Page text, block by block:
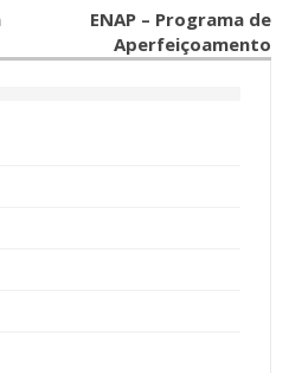
ENAP – Programa de
Aperfeiçoamento